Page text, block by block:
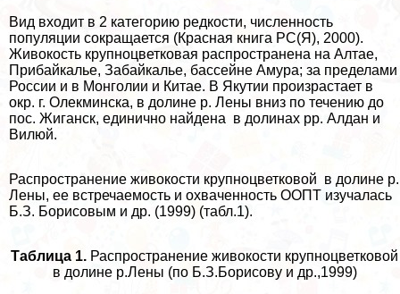
Вид входит в 2 категорию редкости, численность
популяции сокращается (Красная книга РС(Я), 2000).
Живокость крупноцветковая распространена на Алтае,
Прибайкалье, Забайкалье, бассейне Амура; за пределами
России и в Монголии и Китае. В Якутии произрастает в
окр. г. Олекминска, в долине р. Лены вниз по течению до
пос. Жиганск, единично найдена в долинах рр. Алдан и
Вилюй.
Распространение живокости крупноцветковой в долине р.
Лены, ее встречаемость и охваченность ООПТ изучалась
Б.З. Борисовым и др. (1999) (табл.1).
Таблица 1. Распространение живокости крупноцветковой
в долине р.Лены (по Б.З.Борисову и др.,1999)